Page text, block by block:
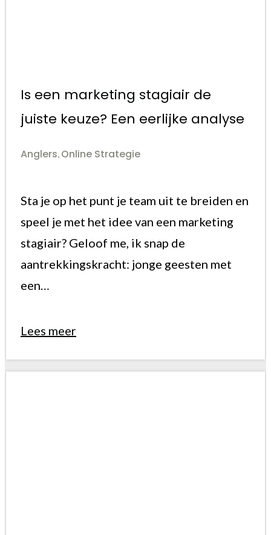
Is een marketing stagiair de
juiste keuze? Een eerlijke analyse
Anglers, Online Strategie
Sta je op het punt je team uit te breiden en
speel je met het idee van een marketing
stagiair? Geloof me, ik snap de
aantrekkingskracht: jonge geesten met
een…
Lees meer